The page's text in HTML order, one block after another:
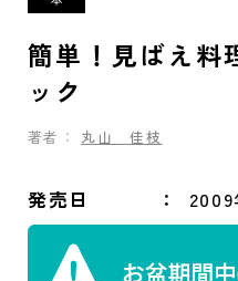
簡単！見ばえ料
ック
著者： 丸山 佳枝
発売日